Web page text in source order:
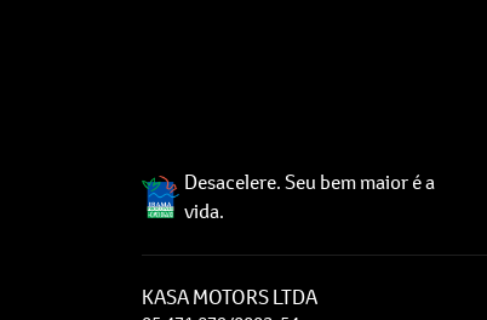
Desacelere. Seu bem maior é a
vida.
KASA MOTORS LTDA